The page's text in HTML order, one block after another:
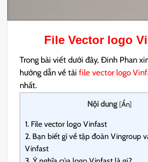
File Vector logo
Trong bài viết dưới đây, Đinh Phan
hướng dẫn về tảifile vector logo
nhất.
Nội dung [Ẩn]
1. File vector logo Vinfast
2. Bạn biết gì về tập đoàn Vingroup
Vinfast